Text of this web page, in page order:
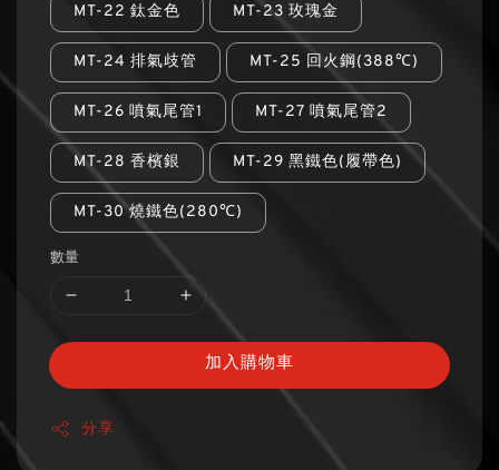
MT-22 鈦金色 MT-23 玫瑰金
MT-24 排氣歧管 MT-25 回火鋼(388℃)
MT-26 噴氣尾管1 MT-27 噴氣尾管2
MT-28 香檳銀 MT-29 黑鐵色(履帶色)
MT-30 燒鐵色(280℃)
數量
加入購物車
分享